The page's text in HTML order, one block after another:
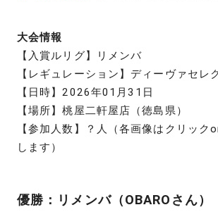
大会情報
【入賞ルリグ】リメンバ
【レギュレーション】ディーヴァセレ
【日時】2026年01月31日
【場所】桃屋二軒屋店（徳島県）
【参加人数】？人（各画像はクリック
します）
優勝：リメンバ（OBAROさん）